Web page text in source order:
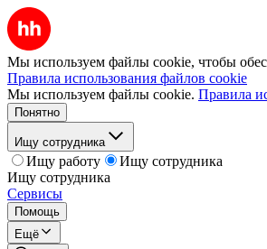
Мы используем файлы cookie, чтобы
Правила использования файлов cookie
Мы используем файлы cookie. Правила
Понятно
Ищу сотрудника
Ищу работу
Ищу сотрудника
Ищу сотрудника
Сервисы
Помощь
Ещё